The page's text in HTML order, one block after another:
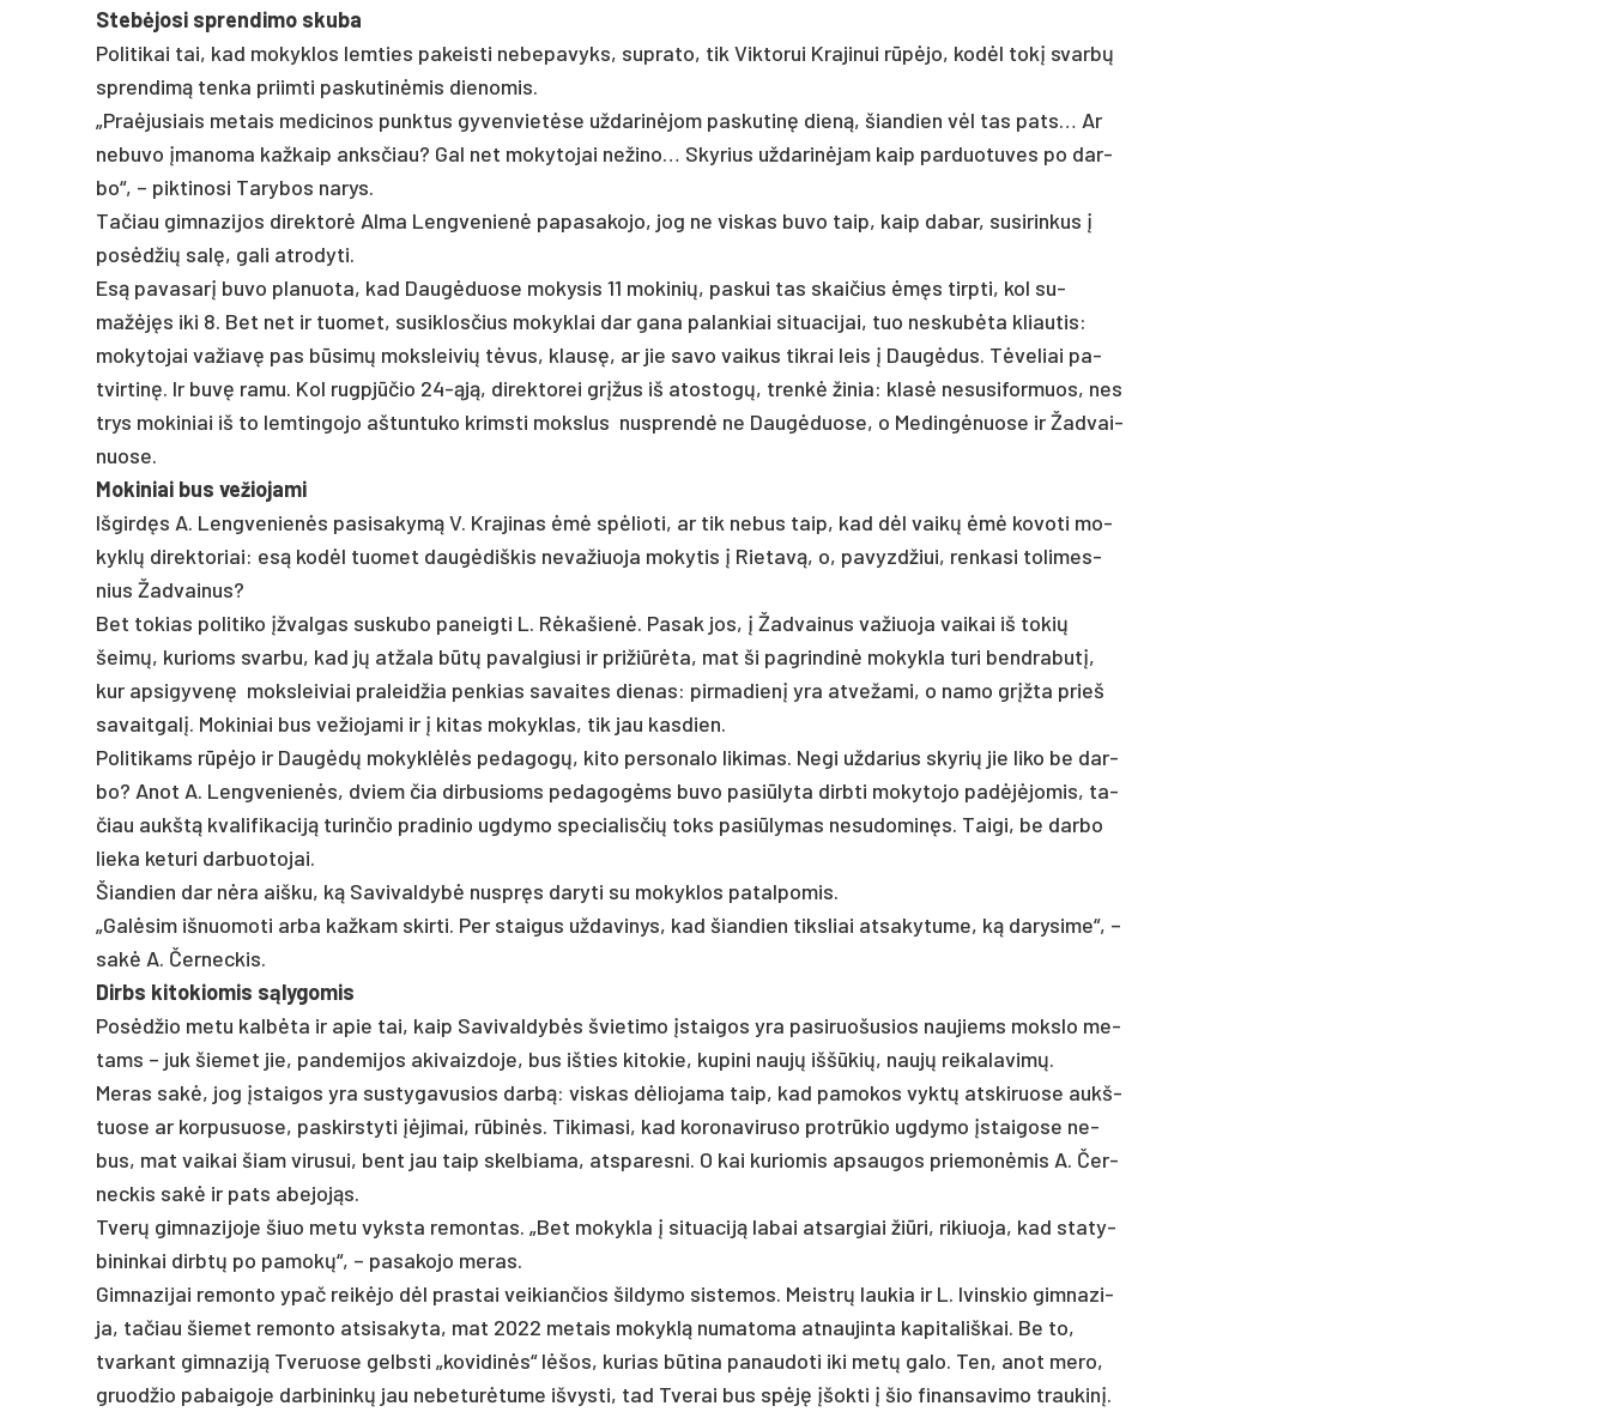
Stebė­jo­si spren­di­mo sku­ba
Po­li­ti­kai tai, kad mo­kyk­los lem­ties pa­keis­ti ne­be­pa­vyks, su­pra­to, tik Vik­to­rui Kra­ji­nui rūpėjo, kodėl tokį svarbų
spren­dimą ten­ka priim­ti pa­sku­tinė­mis die­no­mis.
„Praė­ju­siais me­tais me­di­ci­nos punk­tus gy­ven­vietė­se už­da­rinė­jom pa­sku­tinę dieną, šian­dien vėl tas pa­ts… Ar
ne­bu­vo įma­no­ma kaž­kaip anks­čiau? Gal net mo­ky­to­jai ne­ži­no… Sky­rius už­da­rinė­jam kaip par­duo­tu­ves po dar­
bo“, – pik­ti­no­si Ta­ry­bos na­rys.
Ta­čiau gim­na­zi­jos di­rek­torė Al­ma Leng­ve­nienė pa­pa­sa­ko­jo, jog ne vis­kas bu­vo taip, kaip da­bar, su­si­rin­kus į
po­sėdžių salę, ga­li at­ro­dy­ti.
Esą pa­va­sarį bu­vo pla­nuo­ta, kad Daugė­duo­se mo­ky­sis 11 mo­ki­nių, pa­skui tas skai­čius ėmęs tirp­ti, kol su­
mažėjęs iki 8. Bet net ir tuo­met, su­si­klos­čius mo­kyk­lai dar ga­na pa­lan­kiai si­tua­ci­jai, tuo ne­skubė­ta kliau­tis:
mo­ky­to­jai va­žiavę pas būsimų moks­lei­vių tėvus, klausę, ar jie sa­vo vai­kus tik­rai leis į Daugė­dus. Tėve­liai pa­
tvir­tinę. Ir buvę ra­mu. Kol rugpjū­čio 24-ąją, di­rek­to­rei grįžus iš ato­stogų, trenkė ži­nia: klasė ne­su­si­for­muos, nes
trys mo­ki­niai iš to lem­tin­go­jo aš­tun­tu­ko krims­ti moks­lus nu­sprendė ne Daugė­duo­se, o Me­dingė­nuo­se ir Žad­vai­
nuo­se.
Mo­ki­niai bus ve­žio­ja­mi
Iš­girdęs A. Leng­ve­nienės pa­si­sa­kymą V. Kra­ji­nas ėmė spėlio­ti, ar tik ne­bus taip, kad dėl vaikų ėmė ko­vo­ti mo­
kyklų di­rek­to­riai: esą kodėl tuo­met daugė­diš­kis ne­va­žiuo­ja mo­ky­tis į Rie­tavą, o, pa­vyzd­žiui, ren­ka­si to­li­mes­
nius Žad­vai­nus?
Bet to­kias po­li­ti­ko įžval­gas su­sku­bo pa­neig­ti L. Rėka­šienė. Pasak jos, į Žad­vai­nus va­žiuo­ja vai­kai iš to­kių
šeimų, ku­rioms svar­bu, kad jų at­ža­la būtų pa­val­giu­si ir pri­žiūrė­ta, mat ši pa­grin­dinė mo­kyk­la tu­ri bend­ra­butį,
kur ap­si­gy­venę moks­lei­viai pra­leid­žia pen­kias sa­vai­tes die­nas: pir­ma­dienį yra at­ve­ža­mi, o na­mo grįžta prieš
sa­vait­ga­lį. Mo­ki­niai bus ve­žio­ja­mi ir į ki­tas mo­kyk­las, tik jau kas­dien.
Po­li­ti­kams rūpėjo ir Daugėdų mo­kyklėlės pe­da­gogų, ki­to per­so­na­lo li­ki­mas. Ne­gi už­da­rius sky­rių jie li­ko be dar­
bo? Anot A. Leng­ve­nienės, dviem čia dir­bu­sioms pe­da­gogėms bu­vo pa­si­ūly­ta dirb­ti mo­ky­to­jo pa­dėjėjo­mis, ta­
čiau aukštą kva­li­fi­ka­ciją tu­rin­čio pra­di­nio ug­dy­mo spe­cia­lis­čių toks pa­si­ūly­mas ne­su­do­minęs. Tai­gi, be dar­bo
lie­ka ke­tu­ri dar­buo­to­jai.
Šian­dien dar nėra aiš­ku, ką Sa­vi­val­dybė nu­spręs da­ry­ti su mo­kyk­los pa­tal­po­mis.
„Galė­sim iš­nuo­mo­ti ar­ba kaž­kam skir­ti. Per stai­gus už­da­vi­nys, kad šian­dien tiks­liai at­sa­ky­tu­me, ką da­ry­si­me“, –
sakė A. Čer­nec­kis.
Dirbs ki­to­kio­mis sąly­go­mis
Posėd­žio me­tu kalbė­ta ir apie tai, kaip Sa­vi­val­dybės švie­ti­mo įstai­gos yra pa­si­ruo­šu­sios nau­jiems moks­lo me­
tams – juk šie­met jie, pan­de­mi­jos aki­vaiz­do­je, bus iš­ties ki­to­kie, ku­pi­ni naujų iššū­kių, naujų rei­ka­la­vimų.
Me­ras sakė, jog įstai­gos yra su­sty­ga­vu­sios darbą: vis­kas dėlio­ja­ma taip, kad pa­mo­kos vyktų at­ski­ruo­se aukš­
tuo­se ar kor­pu­suo­se, pa­skirs­ty­ti įėji­mai, rūbinės. Ti­ki­ma­si, kad ko­ro­na­vi­ru­so pro­trūkio ug­dy­mo įstai­go­se ne­
bus, mat vai­kai šiam vi­ru­sui, bent jau taip skel­bia­ma, at­spa­res­ni. O kai ku­rio­mis ap­sau­gos prie­monė­mis A. Čer­
nec­kis sakė ir pa­ts abe­jojąs.
Tverų gim­na­zi­jo­je šiuo me­tu vyks­ta re­mon­tas. „Bet mo­kyk­la į si­tua­ciją labai at­sar­giai žiū­ri, ri­kiuo­ja, kad sta­ty­
bi­nin­kai dirbtų po pa­mokų“, – pa­sa­ko­jo me­ras.
Gim­na­zi­jai re­mon­to ypač reikė­jo dėl pra­stai vei­kian­čios šil­dy­mo sis­te­mos. Meistrų lau­kia ir L. Ivins­kio gim­na­zi­
ja, ta­čiau šie­met re­mon­to at­si­sa­ky­ta, mat 2022 me­tais mo­kyklą nu­ma­to­ma at­nau­jin­ta ka­pi­ta­liš­kai. Be to,
tvar­kant gim­na­ziją Tve­ruo­se gelbs­ti „ko­vi­dinės“ lėšos, ku­rias būti­na pa­nau­do­ti iki metų ga­lo. Ten, anot me­ro,
gruod­žio pa­bai­go­je dar­bi­ninkų jau ne­be­turė­tu­me iš­vys­ti, tad Tve­rai bus spėję įšok­ti į šio fi­nan­sa­vi­mo trau­kinį.